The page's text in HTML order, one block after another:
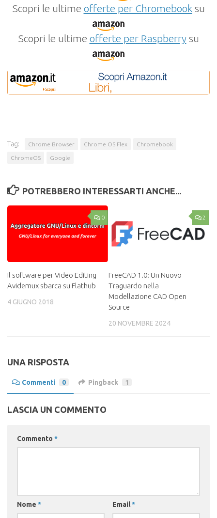
Scopri le ultime offerte per Chromebooksu
Scopri le ultime offerte per Raspberrysu
Tag: Chrome Browser Chrome OS Flex Chromebook
ChromeOS Google
POTREBBERO INTERESSARTI ANCHE...
0
Il software per Video Editing
Avidemux sbarca su Flathub
4 GIUGNO 2018
2
FreeCAD 1.0: Un Nuovo
Traguardo nella
Modellazione CAD Open
Source
20 NOVEMBRE 2024
UNA RISPOSTA
Commenti 0 Pingback 1
LASCIA UN COMMENTO
Commento *
Nome * Email*